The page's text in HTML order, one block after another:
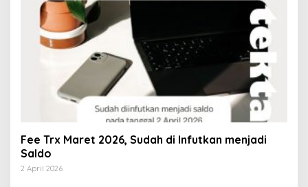
Fee Trx Maret 2026, Sudah di Infutkan menjadi
Saldo
2 April 2026